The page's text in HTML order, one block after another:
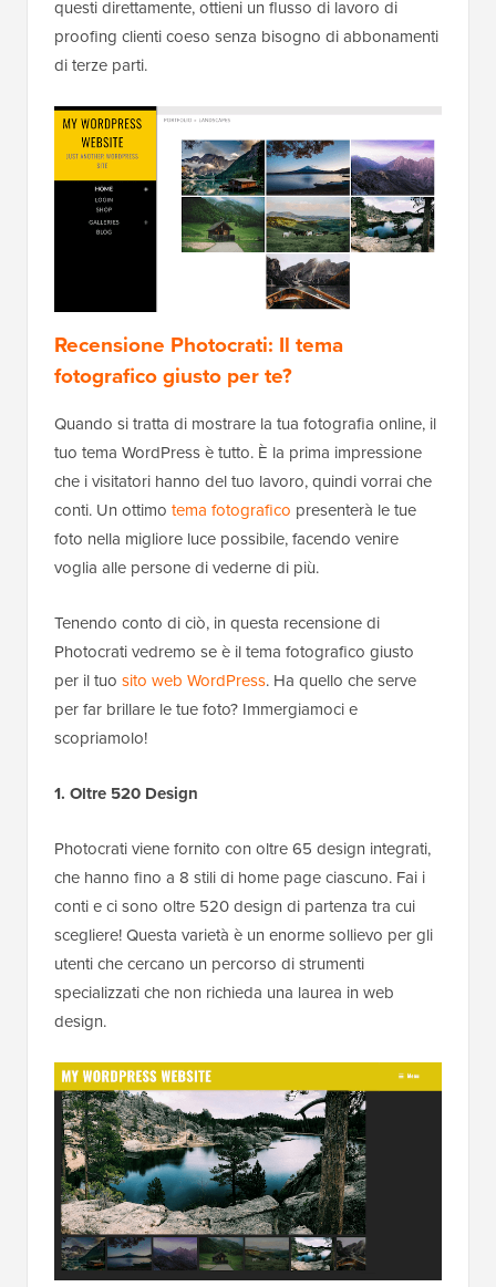
questi direttamente, ottieni un flusso di lavoro di
proofing clienti coeso senza bisogno di abbonamenti
di terze parti.
Recensione Photocrati: Il tema
fotografico giusto per te?
Quando si tratta di mostrare la tua fotografia online, il
tuo tema WordPress è tutto. È la prima impressione
che i visitatori hanno del tuo lavoro, quindi vorrai che
conti. Un ottimo tema fotografico presenterà le tue
foto nella migliore luce possibile, facendo venire
voglia alle persone di vederne di più.
Tenendo conto di ciò, in questa recensione di
Photocrati vedremo se è il tema fotografico giusto
per il tuo sito web WordPress. Ha quello che serve
per far brillare le tue foto? Immergiamoci e
scopriamolo!
1. Oltre 520 Design
Photocrati viene fornito con oltre 65 design integrati,
che hanno fino a 8 stili di home page ciascuno. Fai i
conti e ci sono oltre 520 design di partenza tra cui
scegliere! Questa varietà è un enorme sollievo per gli
utenti che cercano un percorso di strumenti
specializzati che non richieda una laurea in web
design.